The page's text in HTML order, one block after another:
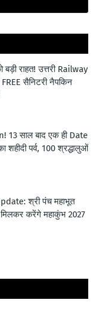
राहत! उत्तरी Railway
सैनिटरी नैपकिन
13 साल बाद एक ही Date
शहीदी पर्व, 100 श्रद्धालुओं
श्री पंच महाभूत
करेंगे महाकुंभ 2027